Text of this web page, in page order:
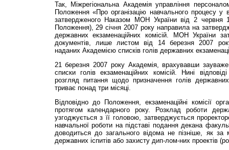
Так, Міжрегіональна Академія управління
Положення «Про організацію навчального процесу
затвердженого Наказом МОН України від 2
Положення), 29 січня 2007 року направила на
державних екзаменаційних комісій. МОН України
документів, лише листом від 14 березня 2007
наданих Академією списків голів державних
21 березня 2007 року Академія, врахувавши
списки голів екзаменаційних комісій. Нині
розгляд питання щодо призначення голів
триває понад три місяці.
Відповідно до Положення, екзаменаційні комісії
протягом календарного року. Розклад роботи
узгоджується з її головою, затверджується
навчальної роботи на підставі подання декана
доводиться до загального відома не пізніше, як за
державних іспитів або захисту дип-лом-них проектів